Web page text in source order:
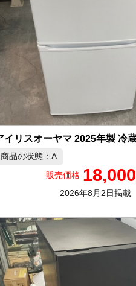
商品の状態：A
販売価格 18,000
2026年8月2日掲載